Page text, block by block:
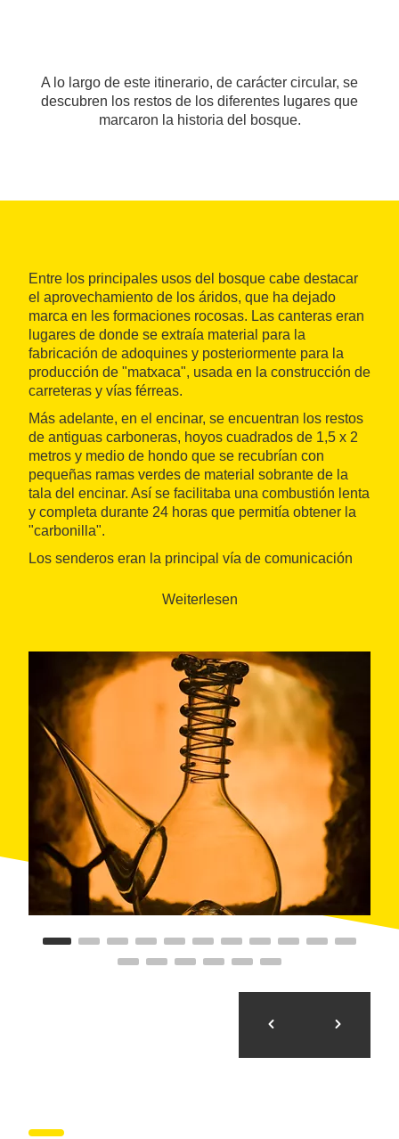
A lo largo de este itinerario, de carácter circular, se
descubren los restos de los diferentes lugares que
marcaron la historia del bosque.
Entre los principales usos del bosque cabe destacar
el aprovechamiento de los áridos, que ha dejado
marca en les formaciones rocosas. Las canteras eran
lugares de donde se extraía material para la
fabricación de adoquines y posteriormente para la
producción de "matxaca", usada en la construcción de
carreteras y vías férreas.
Más adelante, en el encinar, se encuentran los restos
de antiguas carboneras, hoyos cuadrados de 1,5 x 2
metros y medio de hondo que se recubrían con
pequeñas ramas verdes de material sobrante de la
tala del encinar. Así se facilitaba una combustión lenta
y completa durante 24 horas que permitía obtener la
"carbonilla".
Los senderos eran la principal vía de comunicación
encuentran indicios de este tránsito en forma de
hoy en día, la fuente de los Boixets y la fuente del
Deport. A lo largo del recorrido también se encuentran
antiguas edificaciones, algunas de ellas conservadas
en buen estado, como es el caso de la casa forestal
de la Pena.
El pozo de hielo fue construido por los monjes del
monasterio de Poblet. Posteriormente, los ingenieros
forestales acondicionaron una vivienda en su interior,
y lo usaron hasta el momento en que se construyó el
"chalet de la Pena".
El tramo más interesante del itinerario es el que
corresponde a la senda del Colom, vía que fray Pere
Marginet utilizaba para trasladarse al Monasterio de
Poblet los fines de semana desde su residencia
este religioso descansan en la capilla de San
de Poblet y el Albergue de Juventud Jaume I.
Weiterlesen